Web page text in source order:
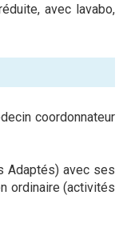
avec lavabo,
coordonnateur
Adaptés) avec ses
ordinaire (activités